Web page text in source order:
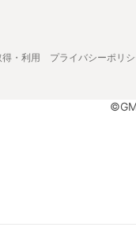
・利用 プライバシーポリ